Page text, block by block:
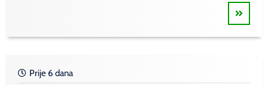
Prije 6 dana